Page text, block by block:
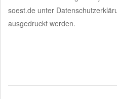
soest.de unter
ausgedruckt werden.